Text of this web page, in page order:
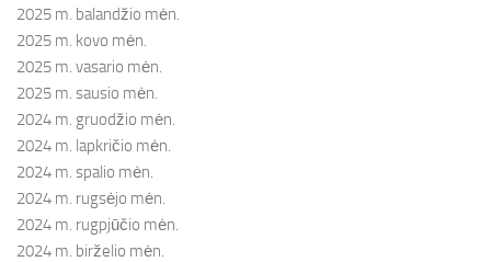
2025 m. balandžio mėn.
2025 m. kovo mėn.
2025 m. vasario mėn.
2025 m. sausio mėn.
2024 m. gruodžio mėn.
2024 m. lapkričio mėn.
2024 m. spalio mėn.
2024 m. rugsėjo mėn.
2024 m. rugpjūčio mėn.
2024 m. birželio mėn.